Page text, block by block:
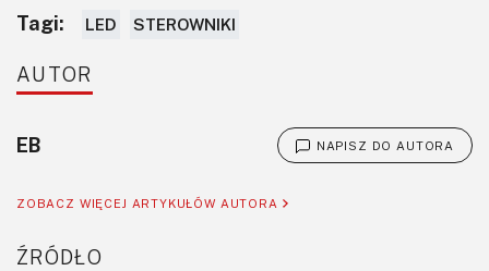
Tagi: LED STEROWNIKI
AUTOR
EB NAPISZ DO AUTORA
ZOBACZ WIĘCEJ ARTYKUŁÓW AUTORA
ŹRÓDŁO